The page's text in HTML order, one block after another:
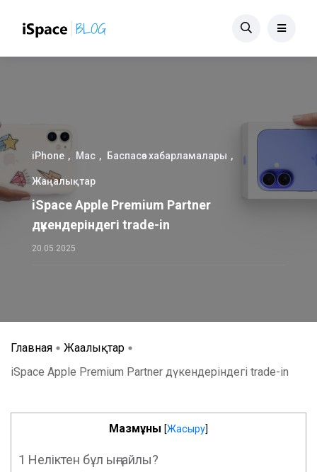
iPhone Mac Баспасөз хабарламалары
Жаңалықтар
iSpace Apple Premium Partner
дүкендеріндегі trade-in
20.05.2025
Главная
Жаңалықтар
iSpace Apple Premium Partner дүкендеріндегі trade-in
Мазмұны [Жасыру]
1 Неліктен бұл ыңғайлы?